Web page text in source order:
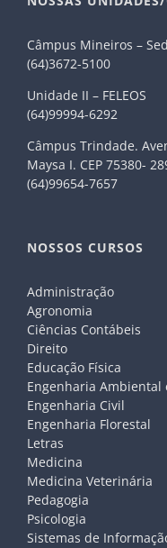
Câmpus Mineiros –
(64)3672-5100
Unidade II – FELEOS
(64)99994-6292
Câmpus Trindade.
Maysa I. CEP 75380-
(64)99654-7657
NOSSOS CURSOS
Administração
Agronomia
Ciências Contábeis
Direito
Educação Física
Engenharia Ambiental
Engenharia Civil
Engenharia Florestal
Letras
Medicina
Medicina Veterinária
Pedagogia
Psicologia
Sistemas de